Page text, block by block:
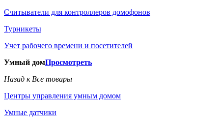
Считыватели для контроллеров домофонов
Турникеты
Учет рабочего времени и посетителей
Умный домПросмотреть
Назад к Все товары
Центры управления умным домом
Умные датчики